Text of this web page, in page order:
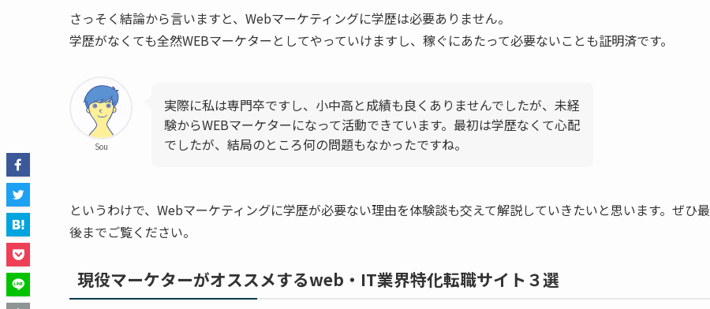
さっそく結論から言いますと、Webマーケティングに学歴は必要ありません。
学歴がなくても全然WEBマーケターとしてやっていけますし、稼ぐにあたって必要ないことも証明済です。
Sou
実際に私は専門卒ですし、小中高と成績も良くありませんでしたが、未経
験からWEBマーケターになって活動できています。最初は学歴なくて心配
でしたが、結局のところ何の問題もなかったですね。
というわけで、Webマーケティングに学歴が必要ない理由を体験談も交えて解説していきたいと思います。ぜひ最
後までご覧ください。
現役マーケターがオススメするweb・IT業界特化転職サイト３選